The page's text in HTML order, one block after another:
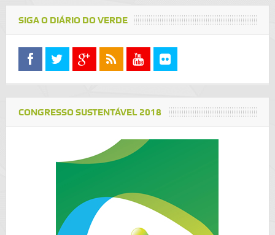
SIGA O DIÁRIO DO VERDE
CONGRESSO SUSTENTÁVEL 2018